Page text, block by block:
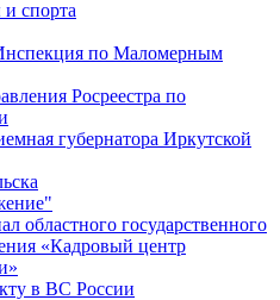
спорта
по Маломерным
Росреестра по
губернатора Иркутской
областного государственного
«Кадровый центр
в ВС России